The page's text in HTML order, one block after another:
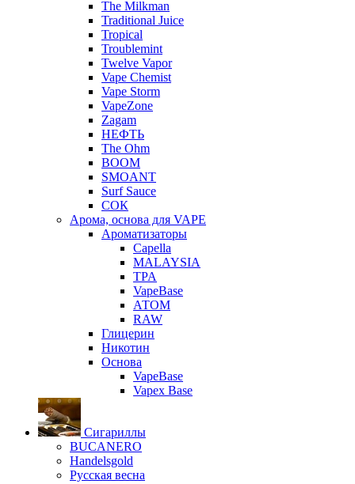
The Milkman
Traditional Juice
Tropical
Troublemint
Twelve Vapor
Vape Chemist
Vape Storm
VapeZone
Zagam
НЕФТЬ
The Ohm
BOOM
SMOANT
Surf Sauce
СОК
Арома, основа для VAPE
Ароматизаторы
Capella
MALAYSIA
TPA
VapeBase
АТОМ
RAW
Глицерин
Никотин
Основа
VapeBase
Vapex Base
Сигариллы
BUCANERO
Handelsgold
Русская весна